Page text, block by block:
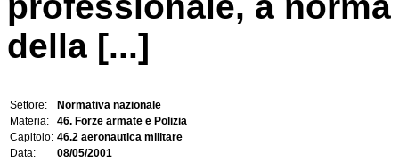
della [...]
Settore:
Normativa nazionale
Materia:
46. Forze armate e Polizia
Capitolo: 46.2 aeronautica militare
Data:
08/05/2001